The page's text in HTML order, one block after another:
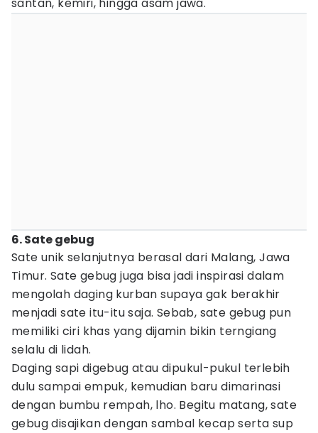
6. Sate gebug
Sate unik selanjutnya berasal dari Malang, Jawa
Timur. Sate gebug juga bisa jadi inspirasi dalam
mengolah daging kurban supaya gak berakhir
menjadi sate itu-itu saja. Sebab, sate gebug pun
memiliki ciri khas yang dijamin bikin terngiang
selalu di lidah.
Daging sapi digebug atau dipukul-pukul terlebih
dulu sampai empuk, kemudian baru dimarinasi
dengan bumbu rempah, lho. Begitu matang, sate
gebug disajikan dengan sambal kecap serta sup